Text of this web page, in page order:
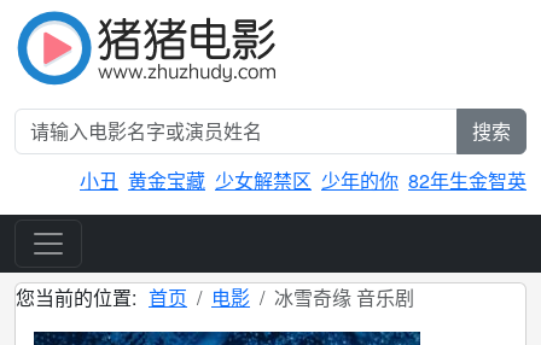
搜索
小丑 黄金宝藏 少女解禁区 少年的你 82年生金智英
您当前的位置: 首页 电影 冰雪奇缘 音乐剧